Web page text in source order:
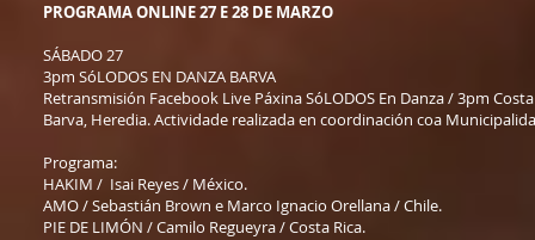
PROGRAMA ONLINE 27 E 28 DE MARZO
SÁBADO 27
3pm SóLODOS EN DANZA BARVA
Retransmisión Facebook Live Páxina SóLODOS En Danza / 3pm
Barva, Heredia. Actividade realizada en coordinación coa
Programa:
HAKIM / Isai Reyes / México.
AMO / Sebastián Brown e Marco Ignacio Orellana / Chile.
PIE DE LIMÓN / Camilo Regueyra / Costa Rica.